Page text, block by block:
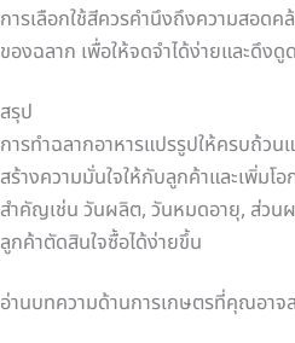
การเลือกใช้สีควรคำนึงถึงความสอด
ของฉลาก เพื่อให้จดจำได้ง่ายและดึงดู
สรุป
การทำฉลากอาหารแปรรูปให้ครบถ้ว
สร้างความมั่นใจให้กับลูกค้าและเพิ่มโ
สำคัญเช่น วันผลิต, วันหมดอายุ, ส่วน
ลูกค้าตัดสินใจซื้อได้ง่ายขึ้น
อ่านบทความด้านการเกษตรที่คุณอาจ